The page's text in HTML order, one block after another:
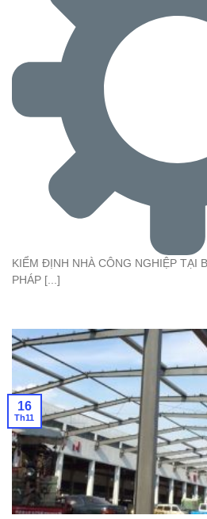
KIỂM ĐỊNH NHÀ CÔNG NGHIỆP TẠI
PHÁP [...]
16
Th11